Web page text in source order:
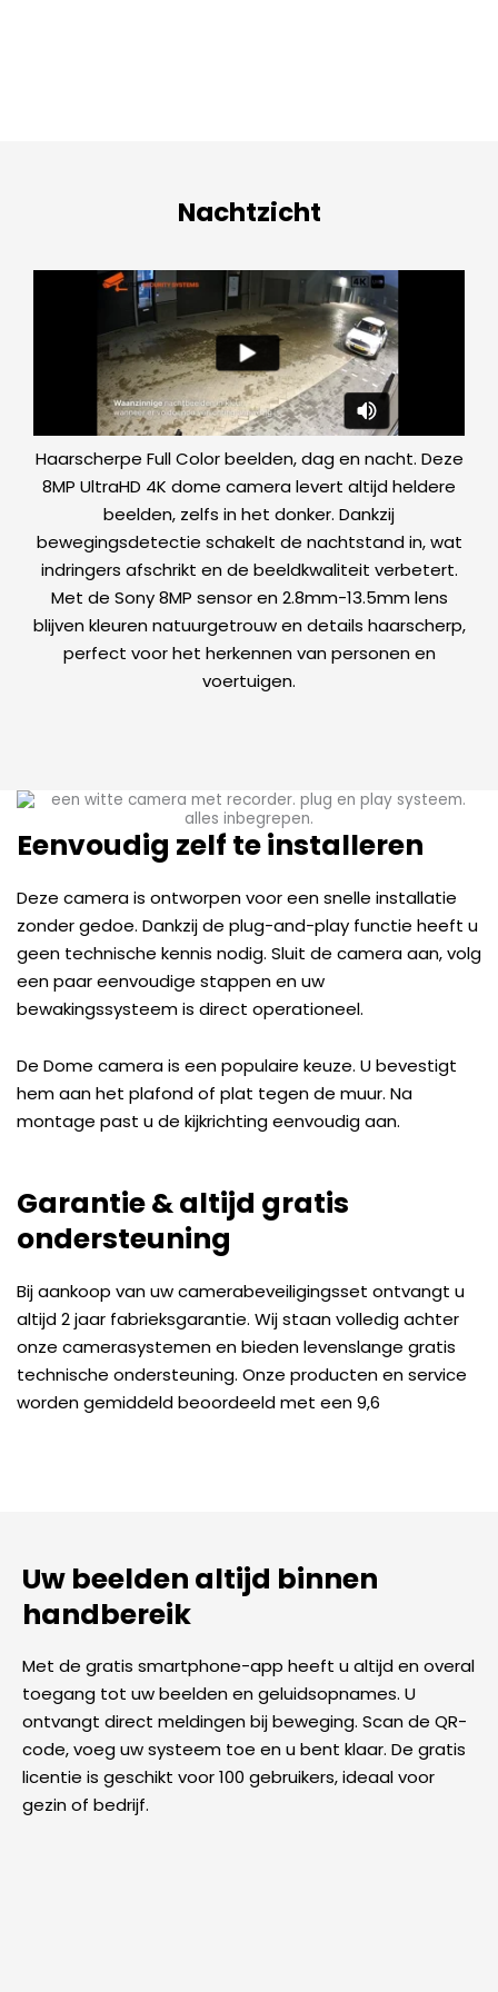
Nachtzicht
Haarscherpe Full Color beelden, dag en nacht. Deze
8MP UltraHD 4K dome camera levert altijd heldere
beelden, zelfs in het donker. Dankzij
bewegingsdetectie schakelt de nachtstand in, wat
indringers afschrikt en de beeldkwaliteit verbetert.
Met de Sony 8MP sensor en 2.8mm-13.5mm lens
blijven kleuren natuurgetrouw en details haarscherp,
perfect voor het herkennen van personen en
voertuigen.
Eenvoudig zelf te installeren
Deze camera is ontworpen voor een snelle installatie
zonder gedoe. Dankzij de plug-and-play functie heeft u
geen technische kennis nodig. Sluit de camera aan, volg
een paar eenvoudige stappen en uw
bewakingssysteem is direct operationeel.
De Dome camera is een populaire keuze. U bevestigt
hem aan het plafond of plat tegen de muur. Na
montage past u de kijkrichting eenvoudig aan.
Garantie & altijd gratis
ondersteuning
Bij aankoop van uw camerabeveiligingsset ontvangt u
altijd 2 jaar fabrieksgarantie. Wij staan volledig achter
onze camerasystemen en bieden levenslange gratis
technische ondersteuning. Onze producten en service
worden gemiddeld beoordeeld met een 9,6
Uw beelden altijd binnen
handbereik
Met de gratis smartphone-app heeft u altijd en overal
toegang tot uw beelden en geluidsopnames. U
ontvangt direct meldingen bij beweging. Scan de QR-
code, voeg uw systeem toe en u bent klaar. De gratis
licentie is geschikt voor 100 gebruikers, ideaal voor
gezin of bedrijf.